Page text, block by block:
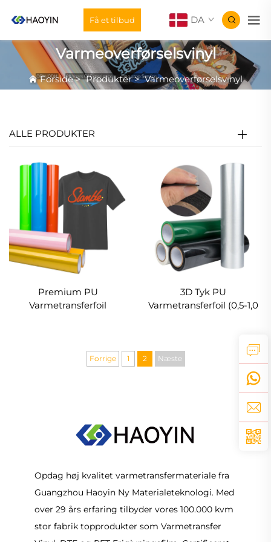
Få et tilbud DA
Varmeoverførselsvinyl
Forside>Produkter>Varmeoverførselsvinyl
ALLE PRODUKTER
Premium PU
Varmetransferfoil
3D Tyk PU
Varmetransferfoil (0,5-1,0
Forrige 1 2 Næste
Opdag høj kvalitet varmetransfermateriale fra
Guangzhou Haoyin Ny Materialeteknologi. Med
over 29 års erfaring tilbyder vores 100.000 kvm
stor fabrik topprodukter som Varmetransfer